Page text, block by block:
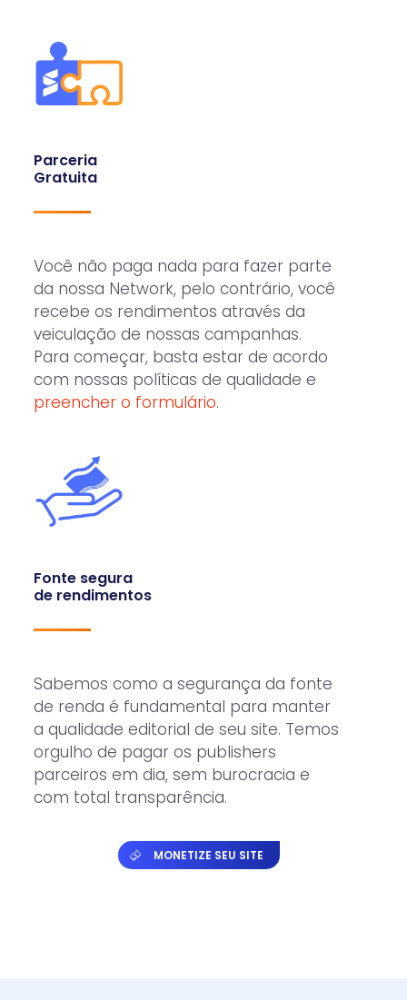
Parceria
Gratuita
Você não paga nada para fazer parte
da nossa Network, pelo contrário, você
recebe os rendimentos através da
veiculação de nossas campanhas.
Para começar, basta estar de acordo
com nossas políticas de qualidade e
preencher o formulário.
Fonte segura
de rendimentos
Sabemos como a segurança da fonte
de renda é fundamental para manter
a qualidade editorial de seu site. Temos
orgulho de pagar os publishers
parceiros em dia, sem burocracia e
com total transparência.
MONETIZE SEU SITE